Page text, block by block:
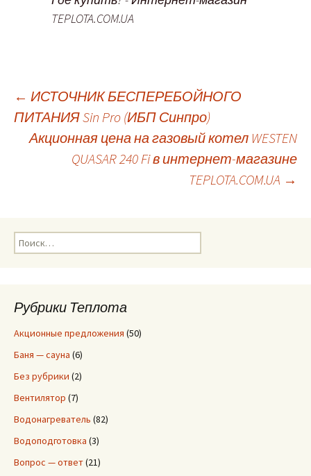
TEPLOTA.COM.UA
Навигация
← ИСТОЧНИК БЕСПЕРЕБОЙНОГО
ПИТАНИЯ Sin Pro (ИБП Синпро)
Акционная цена на газовый котел WESTEN
QUASAR 240 Fi в интернет-магазине
TEPLOTA.COM.UA →
Н
а
:Рубрики Теплота
Акционные предложения (50)
Баня — сауна (6)
Без рубрики (2)
Вентилятор (7)
Водонагреватель (82)
Водоподготовка (3)
Вопрос — ответ(21)